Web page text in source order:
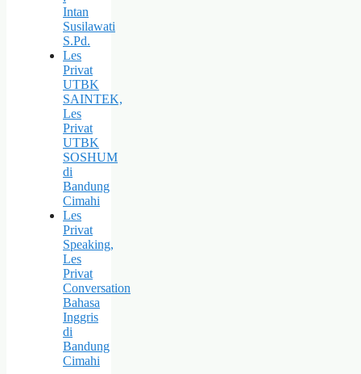
Intan
Susilawati
S.Pd.
Les
Privat
UTBK
SAINTEK,
Les
Privat
UTBK
SOSHUM
di
Bandung
Cimahi
Les
Privat
Speaking,
Les
Privat
Conversation
Bahasa
Inggris
di
Bandung
Cimahi